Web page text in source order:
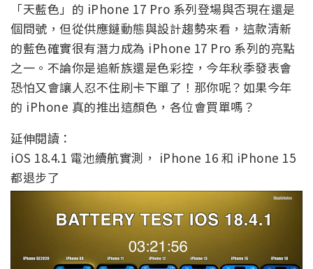
「天藍色」的 iPhone 17 Pro 系列登場與否現在還是
個問號，但從供應鏈動態與設計趨勢來看，這款清新
的藍色確實很有潛力成為 iPhone 17 Pro 系列的亮點
之一。不論你是追新族還是色彩控，今年秋季發表會
恐怕又會讓人忍不住刷卡下單了！那你呢？如果今年
的 iPhone 真的推出這顏色，各位會買單嗎？
延伸閱讀：
iOS 18.4.1 電池續航實測， iPhone 16 和 iPhone 15
都退步了